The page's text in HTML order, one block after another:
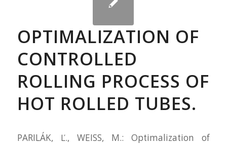
OPTIMALIZATION OF
CONTROLLED
ROLLING PROCESS OF
HOT ROLLED TUBES.
PARILÁK, Ľ., WEISS, M.: Optimalization of